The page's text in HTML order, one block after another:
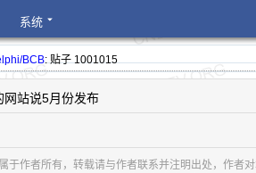
系统
BCB: 贴子 1001015
网站说5月份发布
于作者所有，转载请与作者联系并注明出处，作者对